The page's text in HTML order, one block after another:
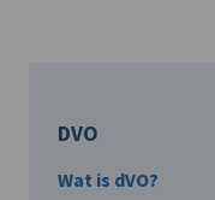
DVO
Wat is dVO?